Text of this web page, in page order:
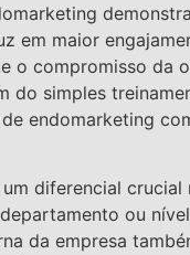
em maior
o compromisso
do simples
endomarketing
diferencial
ou
da empresa